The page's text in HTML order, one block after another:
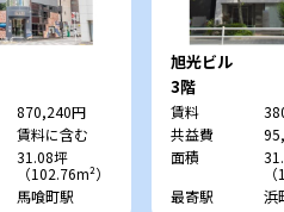
870,240円
賃料に含む
31.08坪
（102.76m²）
馬喰町駅
旭光ビル
3階
賃料
共益費
面積
最寄駅
浜